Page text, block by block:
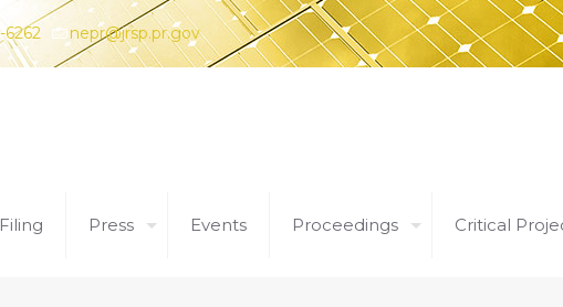
6262 nepr@jrsp.pr.gov
Filing Press Events Proceedings Critical